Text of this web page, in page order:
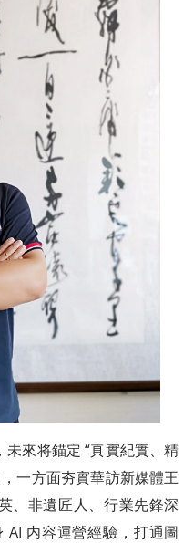
來将錨定 “真實紀實、精
一方面夯實華訪新媒體王
、非遺匠人、行業先鋒深
内容運營經驗，打通圖